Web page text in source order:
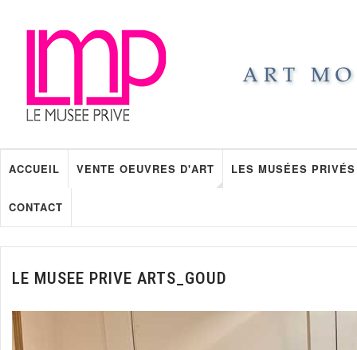
ACCUEIL VENTE OEUVRES D'ART LES MUSÉES PRIVÉS
CONTACT
LE MUSEE PRIVE ARTS_GOUD